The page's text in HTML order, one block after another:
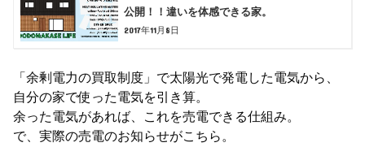
公開！！違いを体感できる家。
2017年11月8日
「余剰電力の買取制度」で太陽光で発電した電気から、
自分の家で使った電気を引き算。
余った電気があれば、これを売電できる仕組み。
で、実際の売電のお知らせがこちら。